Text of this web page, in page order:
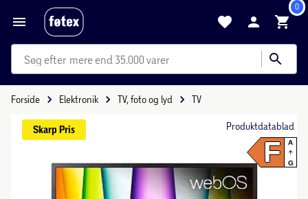
0
mere end 35.000 varer
Forside Elektronik TV, foto og lyd TV
Skarp Pris Produktdatablad
F A
G